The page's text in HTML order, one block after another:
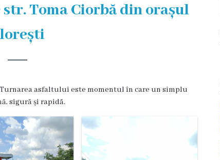
Toma Ciorbă din orașul
asfaltului este momentul în care un simplu
sigură și rapidă.